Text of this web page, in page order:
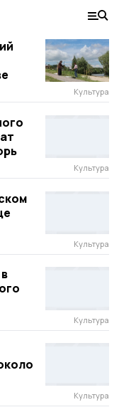
Культура
Культура
Культура
Культура
Культура